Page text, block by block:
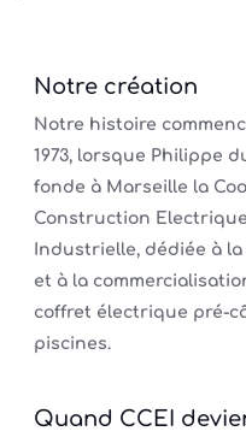
Notre création
Notre histoire
1973, lorsque Philippe
fonde à Marseille la
Construction
Industrielle, dédiée à
et à la
coffret électrique pré-
piscines.
Quand CCEI